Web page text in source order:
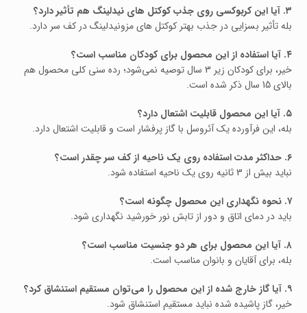
۳. آیا این کربوکسی روی جذب کوکتل‌ های نیدلینگ هم تأثیر دارد؟
بله تأثیر بسزایی در جذب بهتر کوکتل‌ های مزونیدلینگ در کف سر دارد.
۴. آیا استفاده از این محصول برای کودکان مناسب است؟
خیر، برای کودکان زیر 3 سال توصیه نمی‌شود؛ رده سنی کلی محصول هم
بالای 15 سال ذکر شده است.
۵. آیا این محصول قابلیت اشتعال دارد؟
بله، این فرآورده یک آئروسل با گاز پرفشار است و قابلیت اشتعال دارد.
۶. حداکثر مدت استفاده روی یک ناحیه از کف سر چقدر است؟
نباید بیش از 3 ثانیه روی یک ناحیه استفاده شود.
۷. نحوه نگهداری این محصول چگونه است؟
باید در دمای اتاق و دور از تابش نور خورشید نگهداری شود.
۸. آیا این محصول برای هر دو جنسیت مناسب است؟
بله، برای آقایان و بانوان مناسب است.
۹. آیا گاز خارج‌ شده از این محصول را می‌توان مستقیم استنشاق کرد؟
خیر، گاز پاشیده‌ شده نباید مستقیم استنشاق شود.